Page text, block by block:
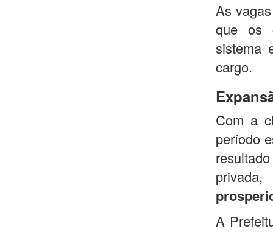
As
que os
sistema
cargo.
Com a
período
A